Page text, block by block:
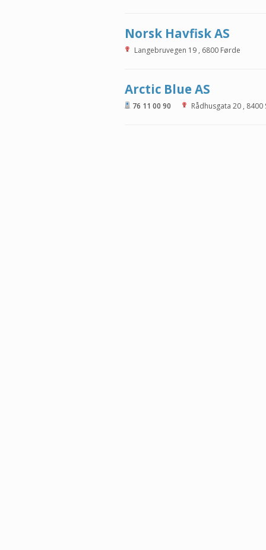
Norsk Havfisk AS
Langebruvegen 19 , 6800 Førde
Arctic Blue AS
76 11 00 90 Rådhusgata 20 , 8400